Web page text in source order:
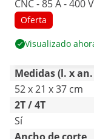
CNC - 85 A - 400
HF
Oferta
Visualizado
Medidas (l. x
52 x 21 x 37 cm
2T / 4T
Sí